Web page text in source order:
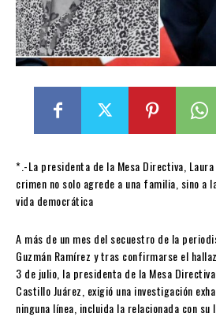
*.-La presidenta de la Mesa Directiva,
crimen no solo agrede a una familia, sino a
vida democrática
A más de un mes del secuestro de la
Guzmán Ramírez y tras confirmarse el
3 de julio, la presidenta de la Mesa
Castillo Juárez, exigió una investigación
ninguna línea, incluida la relacionada con